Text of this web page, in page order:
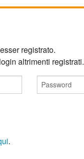
registrato.
altrimenti registrati.
.